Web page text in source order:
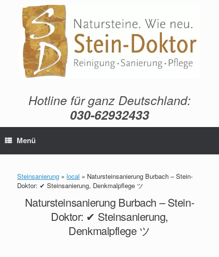
springen
Hotline für ganz Deutschland:
030-62932433
Menü
Steinsanierung » local » Natursteinsanierung Burbach – Stein-
Doktor: ✔ Steinsanierung, Denkmalpflege ツ
Natursteinsanierung Burbach – Stein-
Doktor: ✔ Steinsanierung,
Denkmalpflege ツ